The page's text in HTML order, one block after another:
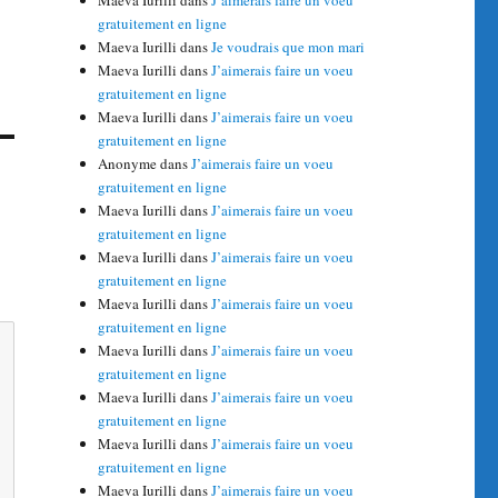
gratuitement en ligne
Maeva Iurilli dansJe voudrais que mon mari
Maeva Iurilli dansJ’aimerais faire un voeu
gratuitement en ligne
Maeva Iurilli dansJ’aimerais faire un voeu
gratuitement en ligne
AnonymedansJ’aimerais faire un voeu
gratuitement en ligne
Maeva Iurilli dansJ’aimerais faire un voeu
gratuitement en ligne
Maeva Iurilli dansJ’aimerais faire un voeu
gratuitement en ligne
Maeva Iurilli dansJ’aimerais faire un voeu
gratuitement en ligne
Maeva Iurilli dansJ’aimerais faire un voeu
gratuitement en ligne
Maeva Iurilli dansJ’aimerais faire un voeu
gratuitement en ligne
Maeva Iurilli dansJ’aimerais faire un voeu
gratuitement en ligne
Maeva Iurilli dansJ’aimerais faire un voeu